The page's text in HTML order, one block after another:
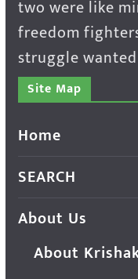
two were like
freedom
struggle
Site Map
Home
SEARCH
About Us
About